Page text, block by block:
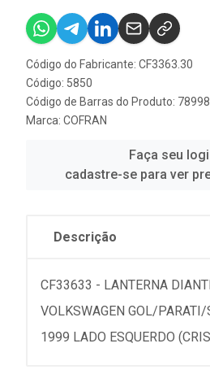
Código do Fabricante: CF3363.30
Código: 5850
Código de Barras do Produto:
Marca: COFRAN
Faça seu
cadastre-se para ver
Descrição
CF33633 - LANTERNA
VOLKSWAGEN GOL/
1999 LADO ESQUERDO